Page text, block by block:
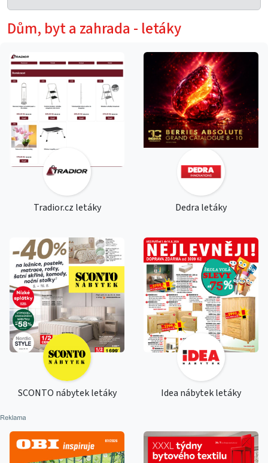
Dům, byt a zahrada - letáky
Tradior.cz letáky Dedra letáky
SCONTO nábytek letáky Idea nábytek letáky